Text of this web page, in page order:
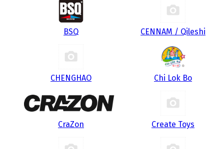
BSQ CENNAM / Qileshi
CHENGHAO Chi Lok Bo
CraZon Create Toys